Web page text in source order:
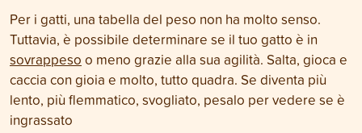
Per i gatti, una tabella del peso non ha molto senso.
Tuttavia, è possibile determinare se il tuo gatto è in
sovrappeso o meno grazie alla sua agilità. Salta, gioca e
caccia con gioia e molto, tutto quadra. Se diventa più
lento, più flemmatico, svogliato, pesalo per vedere se è
ingrassato